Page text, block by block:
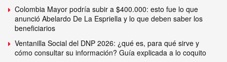
Colombia Mayor podría subir a $400.000: esto fue lo que
anunció Abelardo De La Espriella y lo que deben saber los
beneficiarios
Ventanilla Social del DNP 2026: ¿qué es, para qué sirve y
cómo consultar su información? Guía explicada a lo coquito